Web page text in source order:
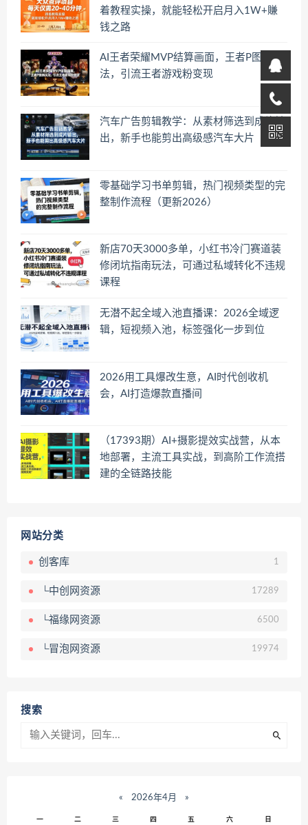
着教程实操，就能轻松开启月入1W+賺
钱之路
AI王者荣耀MVP结算画面，王者P图新玩
法，引流王者游戏粉变现
汽车广告剪辑教学：从素材筛选到成片输
出，新手也能剪出高级感汽车大片
零基础学习书单剪辑，热门视频类型的完
整制作流程（更新2026）
新店70天3000多单，小红书冷门赛道装
修闭坑指南玩法，可通过私域转化不违规
课程
无潜不起全域入池直播课：2026全域逻
辑，短视频入池，标签强化一步到位
2026用工具爆改生意，AI时代创收机
会，AI打造爆款直播间
（17393期）AI+摄影提效实战营，从本
地部署，主流工具实战，到高阶工作流搭
建的全链路技能
网站分类
创客库 1
└中创网资源 17289
└福缘网资源 6500
└冒泡网资源 19974
搜索
« 2026年4月 »
一 二 三 四 五 六 日